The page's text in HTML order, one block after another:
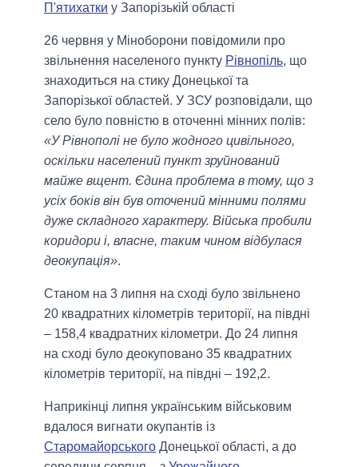
П'ятихатки у Запорізькій області
26 червня у Міноборони повідомили про
звільнення населеного пункту Рівнопіль, що
знаходиться на стику Донецької та
Запорізької областей. У ЗСУ розповідали, що
село було повністю в оточенні мінних полів:
«У Рівнополі не було жодного цивільного,
оскільки населений пункт зруйнований
майже вщент. Єдина проблема в тому, що з
усіх боків він був оточений мінними полями
дуже складного характеру. Війська пробили
коридори і, власне, таким чином відбулася
деокупація».
Станом на 3 липня на сході було звільнено
20 квадратних кілометрів території, на півдні
– 158,4 квадратних кілометри. До 24 липня
на сході було деокуповано 35 квадратних
кілометрів території, на півдні – 192,2.
Наприкінці липня українським військовим
вдалося вигнати окупантів із
Старомайорського Донецької області, а до